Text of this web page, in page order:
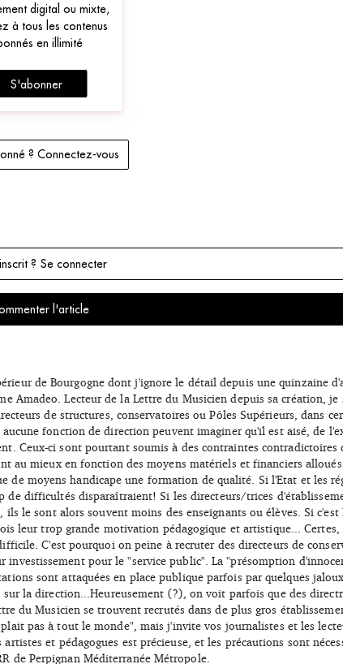
digital ou mixte,
à tous les contenus
en illimité
S'abonner
? Connectez-vous
? Se connecter
l'article
de Bourgogne dont j'ignore le détail depuis une quinzaine
Amadeo. Lecteur de la Lettre du Musicien depuis sa création, je
de structures, conservatoires ou Pôles Supérieurs, dans
fonction de direction peuvent imaginer qu'il est aisé, de
Ceux-ci sont pourtant soumis à des contraintes contradictoires
au mieux en fonction des moyens matériels et financiers
de moyens handicape une formation de qualité. Si l'Etat et les
de difficultés disparaîtraient! Si les directeurs/trices
le sont alors souvent moins des enseignants ou élèves. Si c'est
leur trop grande motivation pédagogique et artistique... Certes,
C'est pourquoi on peine à recruter des directeurs de
investissement pour le "service public". La "présomption
sont attaquées en place publique parfois par quelques jaloux,
la direction...Heureusement (?), on voit parfois que des
du Musicien se trouvent recrutés dans de plus gros
pas à tout le monde", mais j'invite vos journalistes et les
et pédagogues est précieuse, et les précautions sont
de Perpignan Méditerranée Métropole.